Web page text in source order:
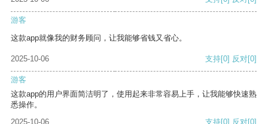
游客
这款app就像我的财务顾问，让我能够省钱又省心。
2025-10-06 支持[0] 反对[0]
游客
这款app的用户界面简洁明了，使用起来非常容易上手，让我能够快速熟
悉操作。
2025-10-06
支持[0] 反对[0]